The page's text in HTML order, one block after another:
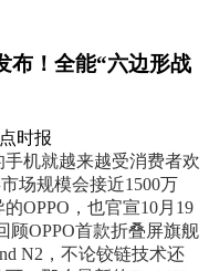
布！全能“六边形战
时报
机就越来越受消费者欢
场规模会接近1500万
OPPO，也官宣10月19
顾OPPO首款折叠屏旗舰
N2，不论铰链技术还